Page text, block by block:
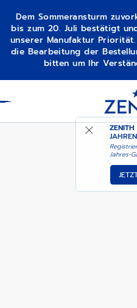
Dem Sommeransturm
bis zum 20. Juli bestätigt
unserer Manufaktur
die Bearbeitung der
bitten um Ihr
Jahres-
ELITE MOONPHASE